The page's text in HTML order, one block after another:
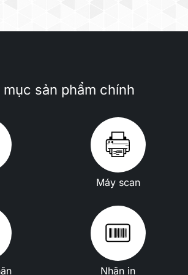
mục sản phẩm chính
Máy scan
Nhãn in